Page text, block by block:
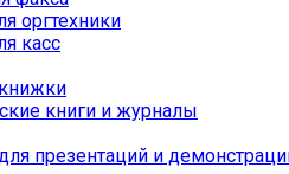
оргтехники
касс
книги и журналы
презентаций и